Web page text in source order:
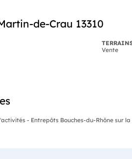
de-Crau 13310
Vente
- Entrepôts Bouches-du-Rhône sur la